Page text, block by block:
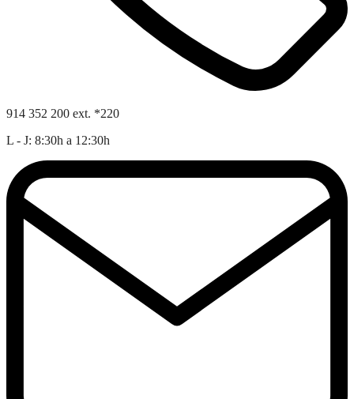
914 352 200 ext. *220
L - J: 8:30h a 12:30h